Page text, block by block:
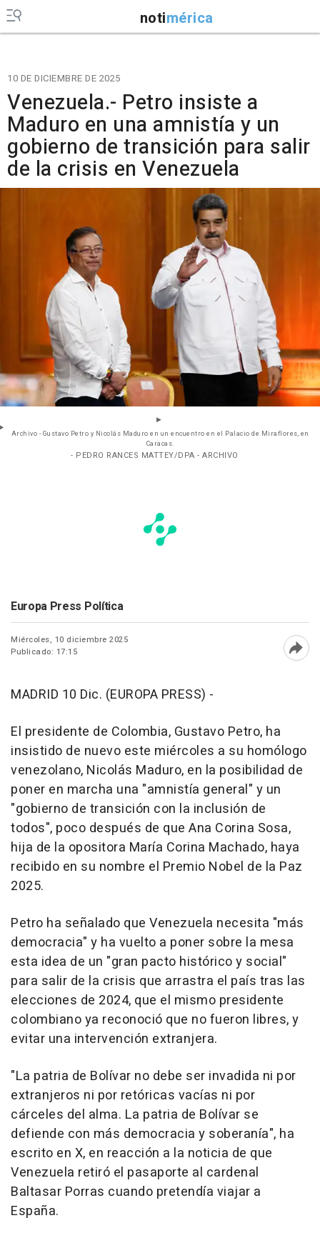
notimérica
10 DE DICIEMBRE DE 2025
Venezuela.- Petro insiste a
Maduro en una amnistía y un
gobierno de transición para salir
de la crisis en Venezuela
Archivo - Gustavo Petro y Nicolás Maduro en un encuentro en el Palacio de Miraflores, en
Caracas.
- PEDRO RANCES MATTEY/DPA - ARCHIVO
Europa Press Política
Miércoles, 10 diciembre 2025
Publicado: 17:15
MADRID 10 Dic. (EUROPA PRESS) -
El presidente de Colombia, Gustavo Petro, ha
insistido de nuevo este miércoles a su homólogo
venezolano, Nicolás Maduro, en la posibilidad de
poner en marcha una "amnistía general" y un
"gobierno de transición con la inclusión de
todos", poco después de que Ana Corina Sosa,
hija de la opositora María Corina Machado, haya
recibido en su nombre el Premio Nobel de la Paz
2025.
Petro ha señalado que Venezuela necesita "más
democracia" y ha vuelto a poner sobre la mesa
esta idea de un "gran pacto histórico y social"
para salir de la crisis que arrastra el país tras las
elecciones de 2024, que el mismo presidente
colombiano ya reconoció que no fueron libres, y
evitar una intervención extranjera.
"La patria de Bolívar no debe ser invadida ni por
extranjeros ni por retóricas vacías ni por
cárceles del alma. La patria de Bolívar se
defiende con más democracia y soberanía", ha
escrito en X, en reacción a la noticia de que
Venezuela retiró el pasaporte al cardenal
Baltasar Porras cuando pretendía viajar a
España.